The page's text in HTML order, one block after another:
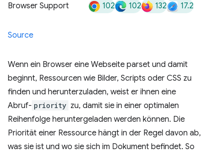
Browser Support 102 102 132 17.2
Source
Wenn ein Browser eine Webseite parset und damit
beginnt, Ressourcen wie Bilder, Scripts oder CSS zu
finden und herunterzuladen, weist er ihnen eine
Abruf- priority zu, damit sie in einer optimalen
Reihenfolge heruntergeladen werden können. Die
Priorität einer Ressource hängt in der Regel davon ab,
was sie ist und wo sie sich im Dokument befindet. So